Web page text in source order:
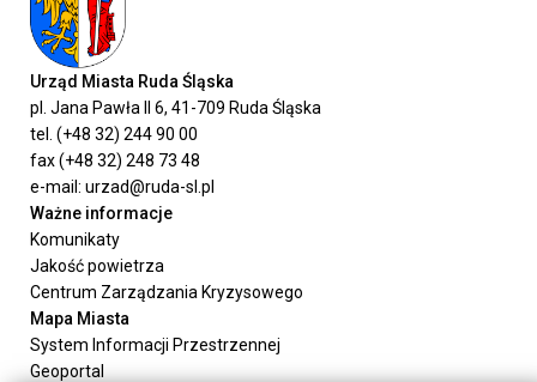
Urząd Miasta Ruda Śląska
pl. Jana Pawła II 6, 41-709 Ruda Śląska
tel. (+48 32) 244 90 00
fax (+48 32) 248 73 48
e-mail: urzad@ruda-sl.pl
Ważne informacje
Komunikaty
Jakość powietrza
Centrum Zarządzania Kryzysowego
Mapa Miasta
System Informacji Przestrzennej
Geoportal